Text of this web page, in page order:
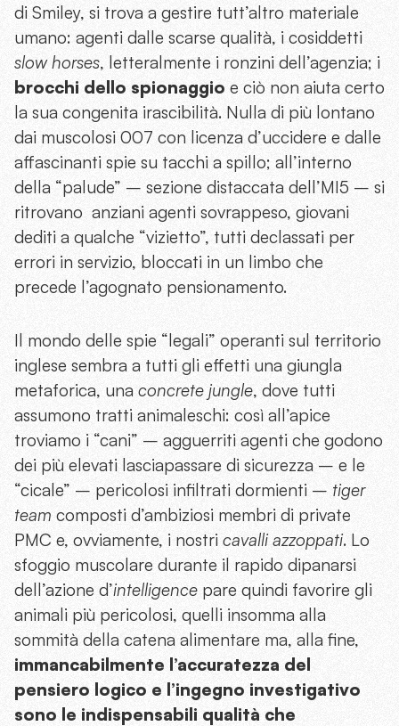
di Smiley, si trova a gestire tutt’altro materiale
umano: agenti dalle scarse qualità, i cosiddetti
slow horses, letteralmente i ronzini dell’agenzia; i
brocchi dello spionaggio e ciò non aiuta certo
la sua congenita irascibilità. Nulla di più lontano
dai muscolosi 007 con licenza d’uccidere e dalle
affascinanti spie su tacchi a spillo; all’interno
della “palude” – sezione distaccata dell’MI5 – si
ritrovano anziani agenti sovrappeso, giovani
dediti a qualche “vizietto”, tutti declassati per
errori in servizio, bloccati in un limbo che
precede l’agognato pensionamento.
Il mondo delle spie “legali” operanti sul territorio
inglese sembra a tutti gli effetti una giungla
metaforica, una concrete jungle, dove tutti
assumono tratti animaleschi: così all’apice
troviamo i “cani” – agguerriti agenti che godono
dei più elevati lasciapassare di sicurezza – e le
“cicale” – pericolosi infiltrati dormienti – tiger
team composti d’ambiziosi membri di private
PMC e, ovviamente, i nostri cavalli azzoppati. Lo
sfoggio muscolare durante il rapido dipanarsi
dell’azione d’intelligence pare quindi favorire gli
animali più pericolosi, quelli insomma alla
sommità della catena alimentare ma, alla fine,
immancabilmente l’accuratezza del
pensiero logico e l’ingegno investigativo
sono le indispensabili qualità che